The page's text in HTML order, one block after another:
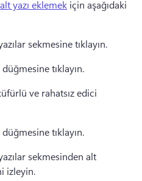
alt yazı eklemek için aşağıdaki
sekmesine tıklayın.
tıklayın.
ve rahatsız edici
tıklayın.
sekmesinden alt
izleyin.